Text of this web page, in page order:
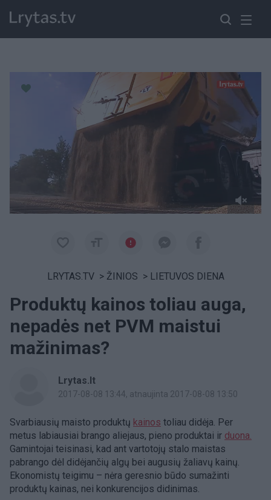
Paremkite Ukrainą
LRYTAS.TV > ŽINIOS > LIETUVOS DIENA
Produktų kainos toliau auga,
nepadės net PVM maistui
mažinimas?
Lrytas.lt
2017-08-08 13:44, atnaujinta 2017-08-08 13:50
Svarbiausių maisto produktų kainos toliau didėja. Per
metus labiausiai brango aliejaus, pieno produktai ir duona.
Gamintojai teisinasi, kad ant vartotojų stalo maistas
pabrango dėl didėjančių algų bei augusių žaliavų kainų.
Ekonomistų teigimu – nėra geresnio būdo sumažinti
produktų kainas, nei konkurencijos didinimas.